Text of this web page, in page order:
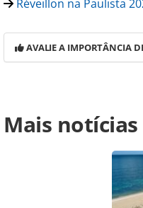
Réveillon na Paulista
AVALIE A IMPORTÂNCIA
https://
total-no-fim-de-ano-veja-
página. Todo o conteúdo
brasileira sobre direito
PANROTAS Editora
Mais notícias